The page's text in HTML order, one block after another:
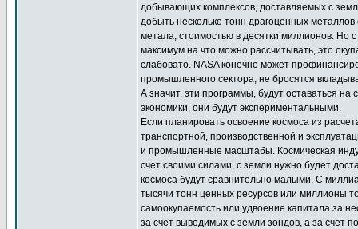
добывающих комплексов, доставляемых с
добыть несколько тонн драгоценных
метала, стоимостью в десятки миллионов. Но
максимум на что можно рассчитывать, это
слабовато. NASA конечно может
промышленного сектора, не бросятся
А значит, эти программы, будут оставаться
экономики, они будут экспериментальными.
Если планировать освоение космоса из
транспортной, производственной и
и промышленные масштабы. Космическая
счет своими силами, с земли нужно будет
космоса будут сравнительно малыми. С
тысячи тонн ценных ресурсов или миллионы
самоокупаемость или удвоение капитала за
за счет выводимых с земли зондов, а за счет